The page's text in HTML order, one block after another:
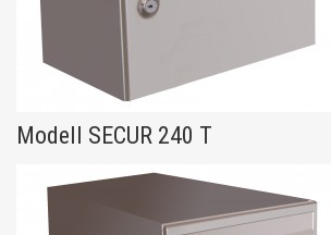
Modell SECUR 240 T